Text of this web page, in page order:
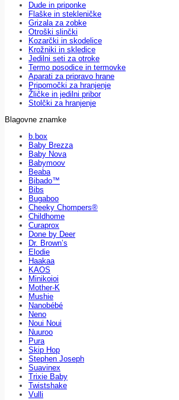
Dude in priponke
Flaške in stekleničke
Grizala za zobke
Otroški slinčki
Kozarčki in skodelice
Krožniki in skledice
Jedilni seti za otroke
Termo posodice in termovke
Aparati za pripravo hrane
Pripomočki za hranjenje
Žličke in jedilni pribor
Stolčki za hranjenje
Blagovne znamke
b.box
Baby Brezza
Baby Nova
Babymoov
Beaba
Bibado™
Bibs
Bugaboo
Cheeky Chompers®
Childhome
Curaprox
Done by Deer
Dr. Brown’s
Elodie
Haakaa
KAOS
Minikoioi
Mother-K
Mushie
Nanobébé
Neno
Noui Noui
Nuuroo
Pura
Skip Hop
Stephen Joseph
Suavinex
Trixie Baby
Twistshake
Vulli